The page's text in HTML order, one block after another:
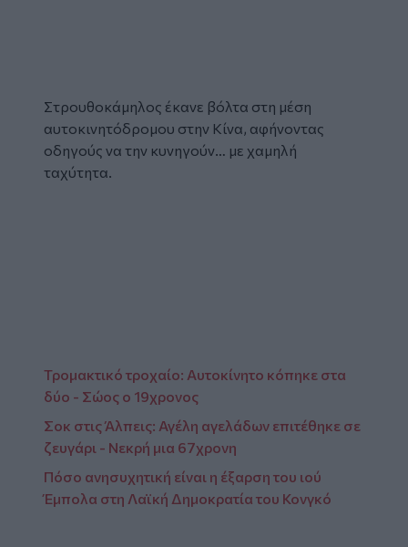
Στρουθοκάμηλος έκανε βόλτα στη μέση
αυτοκινητόδρομου στην Κίνα, αφήνοντας
οδηγούς να την κυνηγούν… με χαμηλή
ταχύτητα.
Τρομακτικό τροχαίο: Αυτοκίνητο κόπηκε στα
δύο - Σώος ο 19χρονος
Σοκ στις Άλπεις: Αγέλη αγελάδων επιτέθηκε σε
ζευγάρι - Νεκρή μια 67χρονη
Πόσο ανησυχητική είναι η έξαρση του ιού
Έμπολα στη Λαϊκή Δημοκρατία του Κονγκό